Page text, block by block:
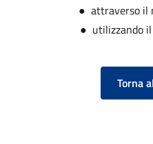
● attraverso il
● utilizzando
Torna